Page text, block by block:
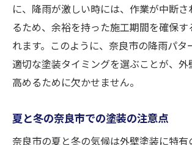
経験豊富な業者の見つけ方
信頼性を確認するためのチェ
奈良市での評判が高い業者の
契約前に確認すべき業者の実績
プロの外壁塗装業者が提供する
に、降雨が激しい時には、作業が中断さ
るため、余裕を持った施工期間を確保す
れます。このように、奈良市の降雨パタ
適切な塗装タイミングを選ぶことが、外
高めるために欠かせません。
夏と冬の奈良市での塗装の注意点
奈良市の夏と冬の気候は外壁塗装に特有